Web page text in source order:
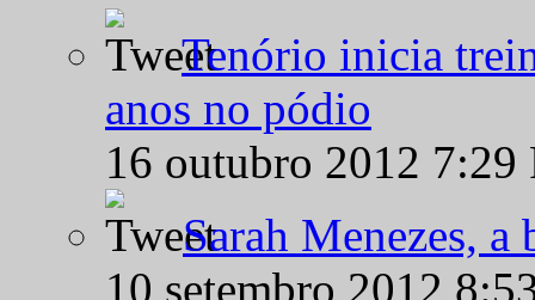
Tenório inicia
anos no pódio
16 outubro 2012
Sarah Menezes,
10 setembro 2012